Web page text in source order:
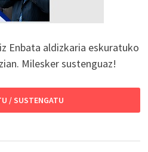
Enbata aldizkaria eskuratuko
Milesker sustenguaz!
/ SUSTENGATU